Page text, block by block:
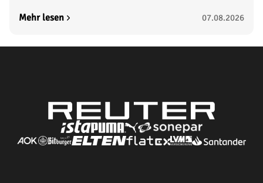
Mehr lesen 07.08.2026